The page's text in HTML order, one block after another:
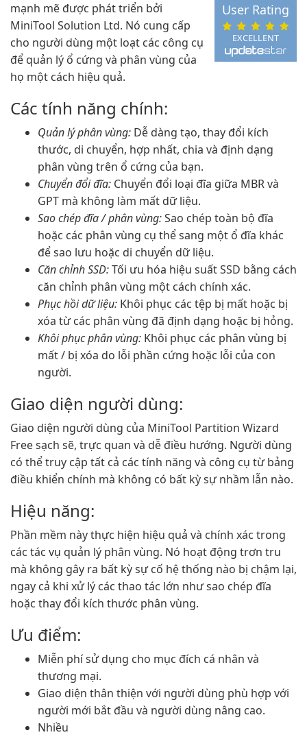
EXCELLENT
User Rating
mạnh mẽ được phát triển bởi
MiniTool Solution Ltd. Nó cung cấp
cho người dùng một loạt các công cụ
để quản lý ổ cứng và phân vùng của
họ một cách hiệu quả.
Các tính năng chính:
Quản lý phân vùng: Dễ dàng tạo, thay đổi kích
thước, di chuyển, hợp nhất, chia và định dạng
phân vùng trên ổ cứng của bạn.
Chuyển đổi đĩa: Chuyển đổi loại đĩa giữa MBR và
GPT mà không làm mất dữ liệu.
Sao chép đĩa / phân vùng:Sao chép toàn bộ đĩa
hoặc các phân vùng cụ thể sang một ổ đĩa khác
để sao lưu hoặc di chuyển dữ liệu.
Căn chỉnh SSD:Tối ưu hóa hiệu suất SSD bằng cách
căn chỉnh phân vùng một cách chính xác.
Phục hồi dữ liệu: Khôi phục các tệp bị mất hoặc bị
xóa từ các phân vùng đã định dạng hoặc bị hỏng.
Khôi phục phân vùng: Khôi phục các phân vùng bị
mất / bị xóa do lỗi phần cứng hoặc lỗi của con
người.
Giao diện người dùng:
Giao diện người dùng của MiniTool Partition Wizard
Free sạch sẽ, trực quan và dễ điều hướng. Người dùng
có thể truy cập tất cả các tính năng và công cụ từ bảng
điều khiển chính mà không có bất kỳ sự nhầm lẫn nào.
Hiệu năng:
Phần mềm này thực hiện hiệu quả và chính xác trong
các tác vụ quản lý phân vùng. Nó hoạt động trơn tru
mà không gây ra bất kỳ sự cố hệ thống nào bị chậm lại,
ngay cả khi xử lý các thao tác lớn như sao chép đĩa
hoặc thay đổi kích thước phân vùng.
Ưu điểm:
Miễn phí sử dụng cho mục đích cá nhân và
thương mại.
Giao diện thân thiện với người dùng phù hợp với
người mới bắt đầu và người dùng nâng cao.
Nhiều